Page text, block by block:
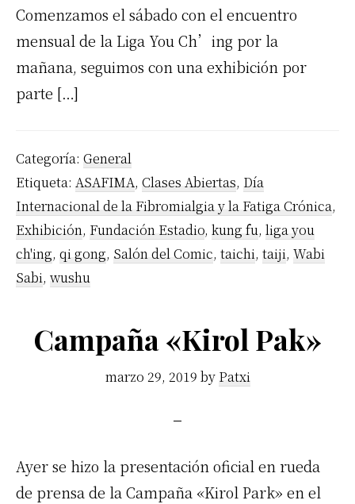
Comenzamos el sábado con el encuentro
mensual de la Liga You Ch’ing por la
mañana, seguimos con una exhibición por
parte […]
Categoría: General
Etiqueta: ASAFIMA, Clases Abiertas, Día
Internacional de la Fibromialgia y la Fatiga Crónica,
Exhibición, Fundación Estadio, kung fu, liga you
ch'ing, qi gong, Salón del Comic, taichi, taiji, Wabi
Sabi, wushu
Campaña «Kirol Pak»
marzo 29, 2019 by Patxi
Ayer se hizo la presentación oficial en rueda
de prensa de la Campaña «Kirol Park» en el